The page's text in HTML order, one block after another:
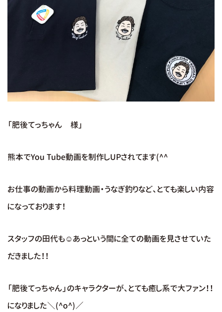
「肥後てっちゃん 様」
熊本でYou Tube動画を制作しUPされてます(^^
お仕事の動画から料理動画・うなぎ釣りなど、とても楽しい内容
になっております！
スタッフの田代も☺あっという間に全ての動画を見させていた
だきました！！
「肥後てっちゃん」のキャラクターが、とても癒し系で大ファン！！
になりました＼(^o^)／